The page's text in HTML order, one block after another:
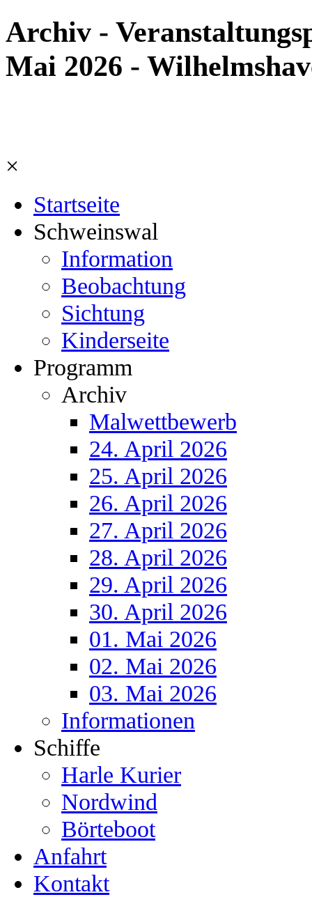
Archiv -
Mai 2026 -
×
Startseite
Schweinswal
Information
Beobachtung
Sichtung
Kinderseite
Programm
Archiv
Malwettbewerb
24. April 2026
25. April 2026
26. April 2026
27. April 2026
28. April 2026
29. April 2026
30. April 2026
01. Mai 2026
02. Mai 2026
03. Mai 2026
Informationen
Schiffe
Harle Kurier
Nordwind
Börteboot
Anfahrt
Kontakt